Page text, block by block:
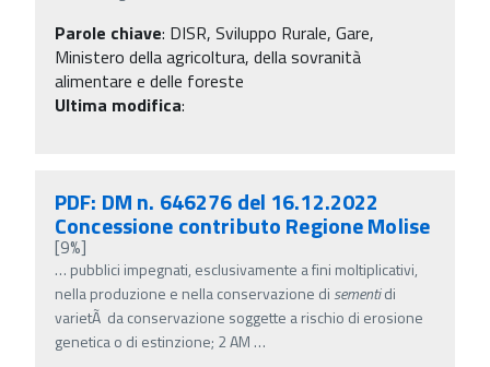
Parole chiave: DISR, Sviluppo Rurale, Gare,
Ministero della agricoltura, della sovranità
alimentare e delle foreste
Ultima modifica:
PDF: DM n. 646276 del 16.12.2022
Concessione contributo Regione Molise
[9%]
… pubblici impegnati, esclusivamente a fini moltiplicativi,
nella produzione e nella conservazione di sementidi
varietÃ da conservazione soggette a rischio di erosione
genetica o di estinzione; 2 AM …